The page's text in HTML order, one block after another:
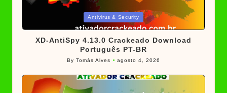
Antivirus & Security
XD-AntiSpy 4.13.0 Crackeado Download
Português PT-BR
Posted
ByTomás Alves agosto 4, 2026